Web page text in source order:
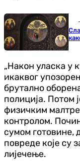
„Након уласка у
икаквог
брутално
полиција. Потом
физичким
контролом.
сумом готовине,
повреде које су
лијечење.